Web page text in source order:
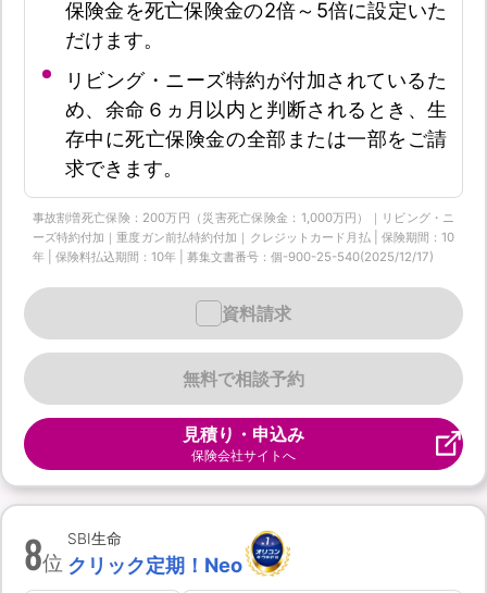
保険金を死亡保険金の2倍～5倍に設定いた
だけます。
リビング・ニーズ特約が付加されているた
め、余命６ヵ月以内と判断されるとき、生
存中に死亡保険金の全部または一部をご請
求できます。
事故割増死亡保険：200万円（災害死亡保険金：1,000万円）｜リビング・ニ
ーズ特約付加｜重度ガン前払特約付加｜クレジットカード月払 | 保険期間：10
年 | 保険料払込期間：10年 | 募集文書番号：個-900-25-540(2025/12/17)
無料で相談予約
資料請求
見積り・申込み
保険会社サイトへ
8位
SBI生命
クリック定期！Neo